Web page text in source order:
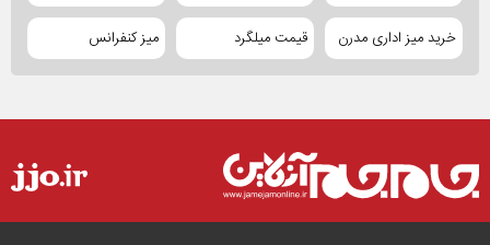
خرید میز اداری مدرن قیمت میلگرد میز کنفرانس